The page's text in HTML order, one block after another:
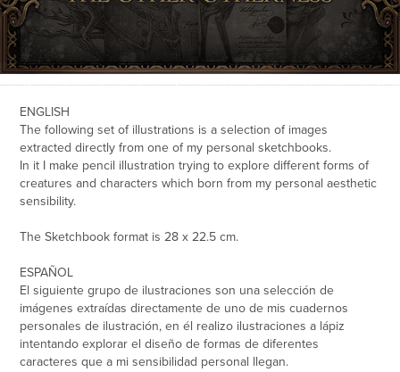
ENGLISH
The following set of illustrations is a selection of images
extracted directly from one of my personal sketchbooks.
In it I make pencil illustration trying to explore different forms of
creatures and characters which born from my personal aesthetic
sensibility.
The Sketchbook format is 28 x 22.5 cm.
ESPAÑOL
El siguiente grupo de ilustraciones son una selección de
imágenes extraídas directamente de uno de mis cuadernos
personales de ilustración, en él realizo ilustraciones a lápiz
intentando explorar el diseño de formas de diferentes
caracteres que a mi sensibilidad personal llegan.